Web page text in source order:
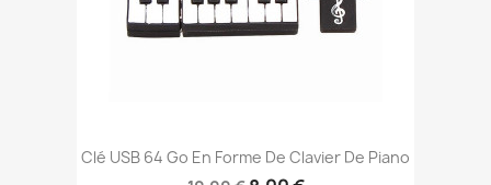
Clé USB 64 Go En Forme De Clavier De Piano